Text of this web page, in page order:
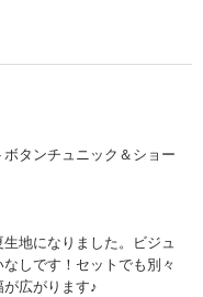
タンチュニック＆ショー
地になりました。ビジュ
しです！セットでも別々
広がります♪